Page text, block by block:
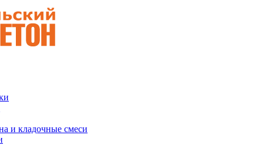
и кладочные смеси